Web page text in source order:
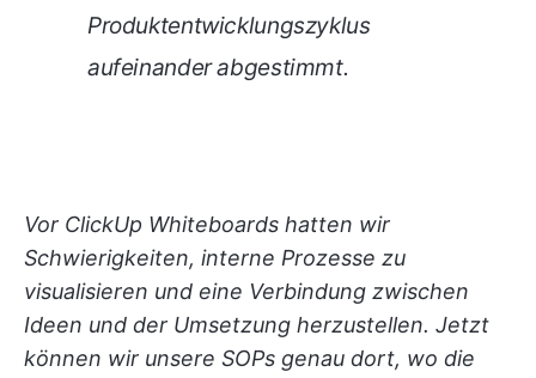
Produktentwicklungszyklus
aufeinander abgestimmt.
Vor ClickUp Whiteboards hatten wir
Schwierigkeiten, interne Prozesse zu
visualisieren und eine Verbindung zwischen
Ideen und der Umsetzung herzustellen. Jetzt
können wir unsere SOPs genau dort, wo die